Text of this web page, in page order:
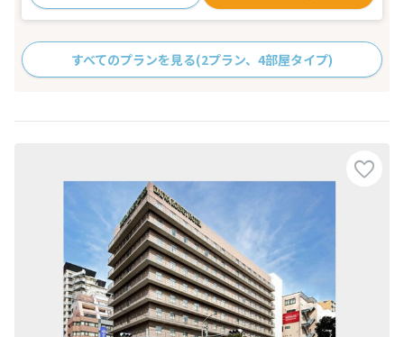
すべてのプランを見る(2プラン、4部屋タイプ)